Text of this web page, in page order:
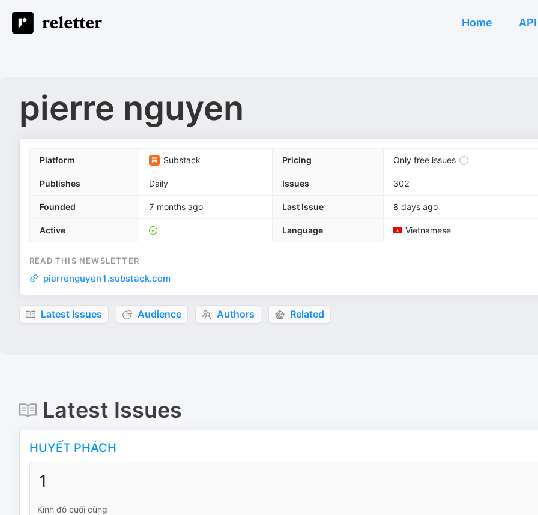
Home API
pierre nguyen
Platform Substack Pricing Only free issues
Publishes Daily Issues 302
Founded 7 months ago Last Issue 8 days ago
Active Language Vietnamese
READ THIS NEWSLETTER
pierrenguyen1.substack.com
Latest Issues Audience Authors Related
Latest Issues
HUYẾT PHÁCH
1
Kinh đô cuối cùng